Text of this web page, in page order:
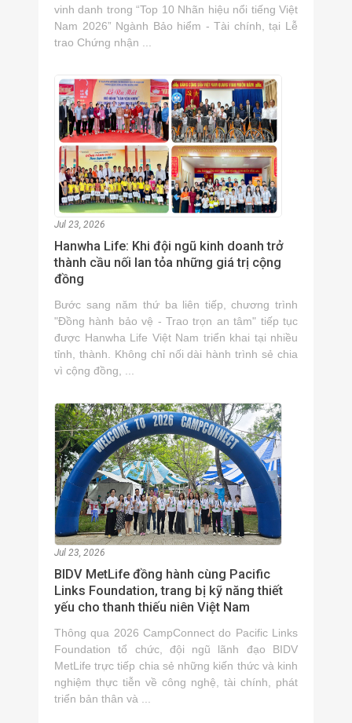
vinh danh trong “Top 10 Nhãn hiệu nổi tiếng Việt
Nam 2026” Ngành Bảo hiểm - Tài chính, tại Lễ
trao Chứng nhận ...
Jul 23, 2026
Hanwha Life: Khi đội ngũ kinh doanh trở
thành cầu nối lan tỏa những giá trị cộng
đồng
Bước sang năm thứ ba liên tiếp, chương trình
"Đồng hành bảo vệ - Trao trọn an tâm" tiếp tục
được Hanwha Life Việt Nam triển khai tại nhiều
tỉnh, thành. Không chỉ nối dài hành trình sẻ chia
vì cộng đồng, ...
Jul 23, 2026
BIDV MetLife đồng hành cùng Pacific
Links Foundation, trang bị kỹ năng thiết
yếu cho thanh thiếu niên Việt Nam
Thông qua 2026 CampConnect do Pacific Links
Foundation tổ chức, đội ngũ lãnh đạo BIDV
MetLife trực tiếp chia sẻ những kiến thức và kinh
nghiệm thực tiễn về công nghệ, tài chính, phát
triển bản thân và ...